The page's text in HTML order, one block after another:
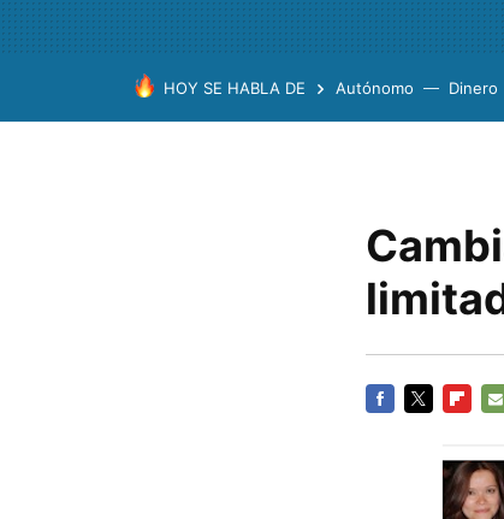
HOY SE HABLA DE Autónomo Dinero